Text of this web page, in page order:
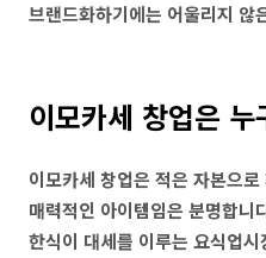
브랜드화하기에는 어울리지 않
이모카세 창업은
이모카세 창업은 적은 자본으
매력적인 아이템임은 분명합니
한식이 대세를 이루는 요식업